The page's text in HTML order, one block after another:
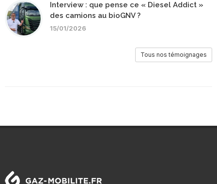
Interview : que pense ce « Diesel Addict »
des camions au bioGNV ?
15/01/2026
Tous nos témoignages